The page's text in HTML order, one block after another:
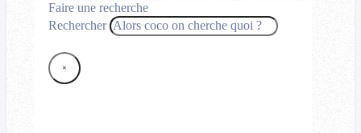
Faire une recherche
Rechercher
×